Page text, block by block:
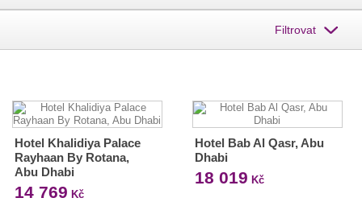
Filtrovat
Hotel Khalidiya Palace
Rayhaan By Rotana,
Abu Dhabi
14 769 Kč
Hotel Bab Al Qasr, Abu
Dhabi
18 019 Kč